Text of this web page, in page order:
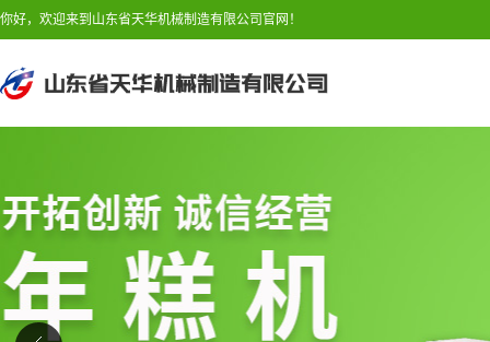
你好，欢迎来到山东省天华机械制造有限公司官网！